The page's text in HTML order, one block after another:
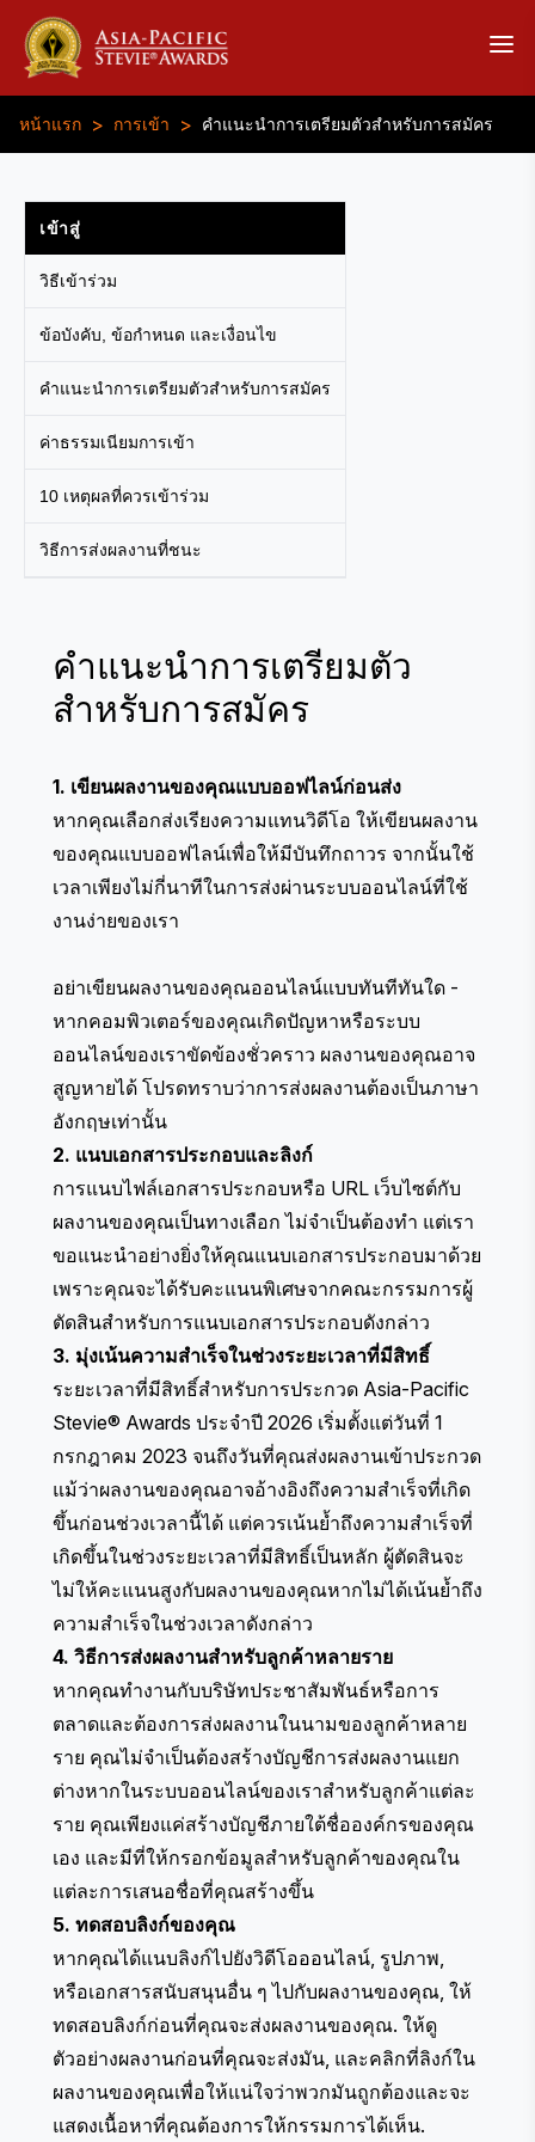
หน้าแรก > การเข้า > คำแนะนำการเตรียมตัวสำหรับการสมัคร
เข้าสู่
วิธีเข้าร่วม
ข้อบังคับ, ข้อกำหนด และเงื่อนไข
คำแนะนำการเตรียมตัวสำหรับการสมัคร
ค่าธรรมเนียมการเข้า
10 เหตุผลที่ควรเข้าร่วม
วิธีการส่งผลงานที่ชนะ
คำแนะนำการเตรียมตัว
สำหรับการสมัคร
1. เขียนผลงานของคุณแบบออฟไลน์ก่อนส่ง
หากคุณเลือกส่งเรียงความแทนวิดีโอ ให้เขียนผลงาน
ของคุณแบบออฟไลน์เพื่อให้มีบันทึกถาวร จากนั้นใช้
เวลาเพียงไม่กี่นาทีในการส่งผ่านระบบออนไลน์ที่ใช้
งานง่ายของเรา
อย่าเขียนผลงานของคุณออนไลน์แบบทันทีทันใด -
หากคอมพิวเตอร์ของคุณเกิดปัญหาหรือระบบ
ออนไลน์ของเราขัดข้องชั่วคราว ผลงานของคุณอาจ
สูญหายได้ โปรดทราบว่าการส่งผลงานต้องเป็นภาษา
อังกฤษเท่านั้น
2. แนบเอกสารประกอบและลิงก์
การแนบไฟล์เอกสารประกอบหรือ URL เว็บไซต์กับ
ผลงานของคุณเป็นทางเลือก ไม่จำเป็นต้องทำ แต่เรา
ขอแนะนำอย่างยิ่งให้คุณแนบเอกสารประกอบมาด้วย
เพราะคุณจะได้รับคะแนนพิเศษจากคณะกรรมการผู้
ตัดสินสำหรับการแนบเอกสารประกอบดังกล่าว
3. มุ่งเน้นความสำเร็จในช่วงระยะเวลาที่มีสิทธิ์
ระยะเวลาที่มีสิทธิ์สำหรับการประกวด Asia-Pacific
Stevie® Awards ประจำปี 2026 เริ่มตั้งแต่วันที่ 1
กรกฎาคม 2023 จนถึงวันที่คุณส่งผลงานเข้าประกวด
แม้ว่าผลงานของคุณอาจอ้างอิงถึงความสำเร็จที่เกิด
ขึ้นก่อนช่วงเวลานี้ได้ แต่ควรเน้นย้ำถึงความสำเร็จที่
เกิดขึ้นในช่วงระยะเวลาที่มีสิทธิ์เป็นหลัก ผู้ตัดสินจะ
ไม่ให้คะแนนสูงกับผลงานของคุณหากไม่ได้เน้นย้ำถึง
ความสำเร็จในช่วงเวลาดังกล่าว
4. วิธีการส่งผลงานสำหรับลูกค้าหลายราย
หากคุณทำงานกับบริษัทประชาสัมพันธ์หรือการ
ตลาดและต้องการส่งผลงานในนามของลูกค้าหลาย
ราย คุณไม่จำเป็นต้องสร้างบัญชีการส่งผลงานแยก
ต่างหากในระบบออนไลน์ของเราสำหรับลูกค้าแต่ละ
ราย คุณเพียงแค่สร้างบัญชีภายใต้ชื่อองค์กรของคุณ
เอง และมีที่ให้กรอกข้อมูลสำหรับลูกค้าของคุณใน
แต่ละการเสนอชื่อที่คุณสร้างขึ้น
5. ทดสอบลิงก์ของคุณ
หากคุณได้แนบลิงก์ไปยังวิดีโอออนไลน์, รูปภาพ,
หรือเอกสารสนับสนุนอื่น ๆ ไปกับผลงานของคุณ, ให้
ทดสอบลิงก์ก่อนที่คุณจะส่งผลงานของคุณ. ให้ดู
ตัวอย่างผลงานก่อนที่คุณจะส่งมัน, และคลิกที่ลิงก์ใน
ผลงานของคุณเพื่อให้แน่ใจว่าพวกมันถูกต้องและจะ
แสดงเนื้อหาที่คุณต้องการให้กรรมการได้เห็น.